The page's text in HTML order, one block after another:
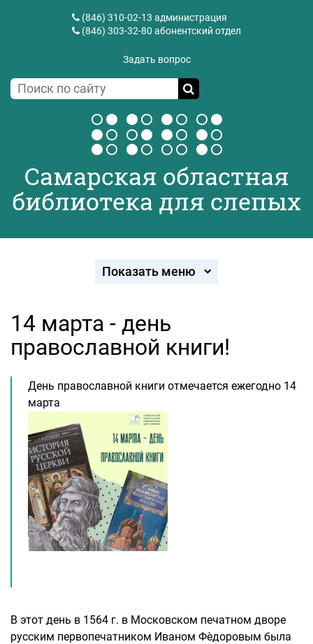
(846) 310-02-13 администрация
(846) 303-32-80 абонентский отдел
Задать вопрос
Самарская областная
библиотека для слепых
Показать меню
14 марта - день
православной книги!
День православной книги отмечается ежегодно 14
марта
В этот день в 1564 г. в Московском печатном дворе
русским первопечатником Иваном Фѐдоровым была